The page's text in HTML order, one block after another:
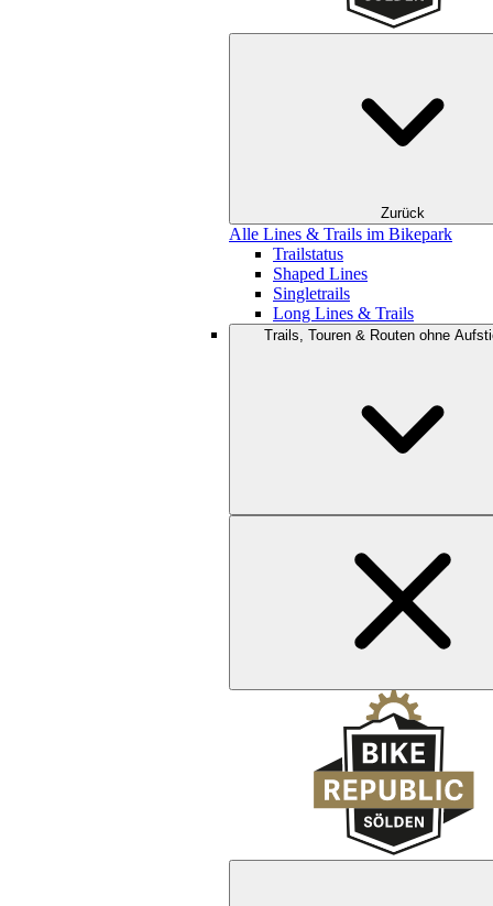
Zurück
Alle Lines & Trails im Bikepark
Trailstatus
Shaped Lines
Singletrails
Long Lines & Trails
Trails, Touren & Routen ohne